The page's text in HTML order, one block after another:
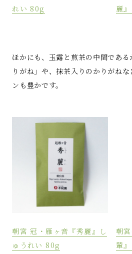
れい 80g
麗
ほかにも、玉露と煎茶の中間であ
りがね」や、抹茶入りのかりがね
ンも豊かです。
朝宮 冠・雁ヶ音『秀麗』し
ゅうれい 80g
朝
輦